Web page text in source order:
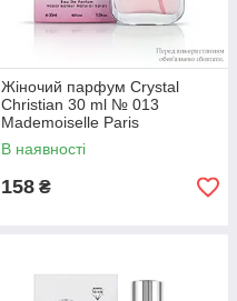
Жіночий парфум Crystal
Christian 30 ml № 013
Mademoiselle Paris
В наявності
158 ₴